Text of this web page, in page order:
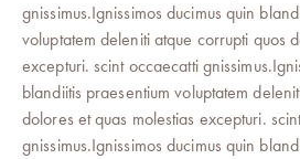
gnissimus.Ignissimos ducimus quin
voluptatem deleniti atque corrupti quos
excepturi. scint occaecatti
blandiitis praesentium voluptatem
dolores et quas molestias excepturi.
gnissimus.Ignissimos ducimus quin